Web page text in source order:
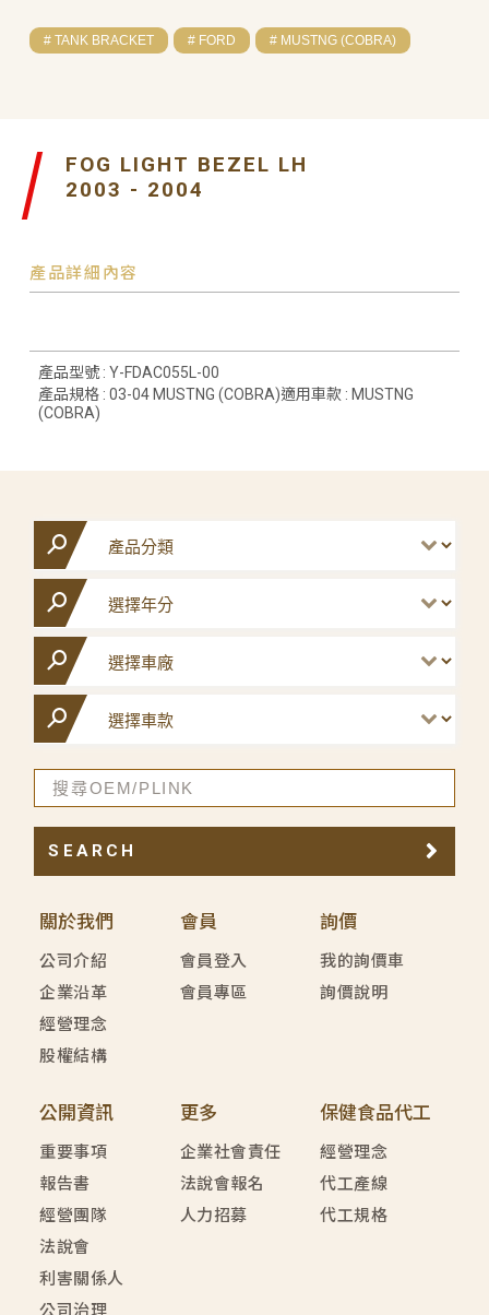
# TANK BRACKET # FORD # MUSTNG (COBRA)
FOG LIGHT BEZEL LH
2003 - 2004
產品詳細內容
產品型號 : Y-FDAC055L-00
產品規格 : 03-04 MUSTNG (COBRA)適用車款 : MUSTNG
(COBRA)
關於我們
公司介紹
企業沿革
經營理念
股權結構
會員
會員登入
會員專區
詢價
我的詢價車
詢價說明
公開資訊
重要事項
報告書
經營團隊
法說會
利害關係人
公司治理
更多
企業社會責任
法說會報名
人力招募
保健食品代工
經營理念
代工產線
代工規格
SEARCH